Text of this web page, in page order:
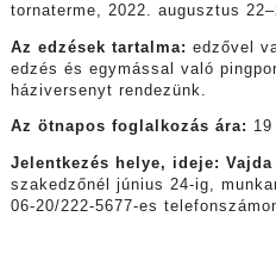
tornaterme, 2022. augusztus
Az edzések tartalma: edzővel
edzés és egymással való
háziversenyt rendezünk.
Az ötnapos foglalkozás ára:
Jelentkezés helye, ideje:
szakedzőnél június 24-ig,
06-20/222-5677-es